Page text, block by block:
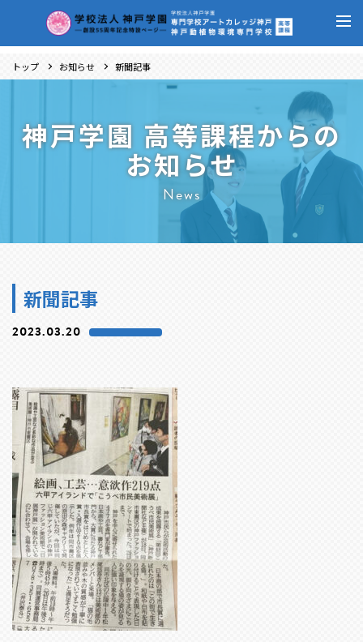
トップ お知らせ 新聞記事
神戸学園 高等課程からの
お知らせ
News
新聞記事
2023.03.20